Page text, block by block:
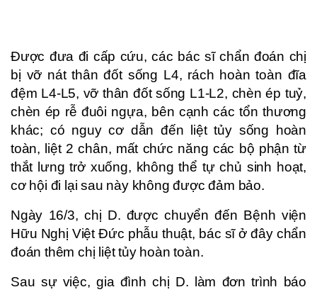
Được đưa đi cấp cứu, các bác sĩ chẩn đoán chị
bị vỡ nát thân đốt sống L4, rách hoàn toàn đĩa
đệm L4-L5, vỡ thân đốt sống L1-L2, chèn ép tuỷ,
chèn ép rễ đuôi ngựa, bên cạnh các tổn thương
khác; có nguy cơ dẫn đến liệt tủy sống hoàn
toàn, liệt 2 chân, mất chức năng các bộ phận từ
thắt lưng trở xuống, không thể tự chủ sinh hoạt,
cơ hội đi lại sau này không được đảm bảo.
Ngày 16/3, chị D. được chuyển đến Bệnh viện
Hữu Nghị Việt Đức phẫu thuật, bác sĩ ở đây chẩn
đoán thêm chị liệt tủy hoàn toàn.
Sau sự việc, gia đình chị D. làm đơn trình báo